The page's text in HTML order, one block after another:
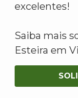
excelentes!
Saiba mais
Esteira em